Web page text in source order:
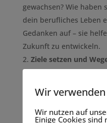
gewachsen? Wie haben
dein berufliches Leben
Gedanken auf – sie
Zukunft zu entwickeln.
Ziele setzen und
Definiere ein Ziel und
auch kreativen Wege,
Schreib auch die
wichtig ist und welche
Wir
Wir nutzen auf
Einige Cookies